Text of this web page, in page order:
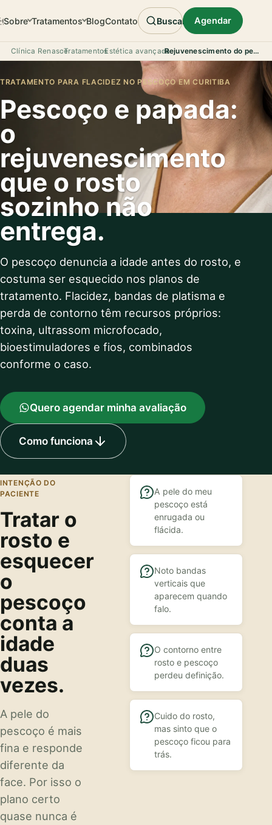
Sobre Tratamentos BlogContato Buscar Agendar
Clínica Renasce
›Tratamentos
›Estética avançada
› Rejuvenescimento do pescoço
TRATAMENTO PARA FLACIDEZ NO PESCOÇO EM CURITIBA
Pescoço e papada:
o
rejuvenescimento
que o rosto
sozinho não
entrega.
O pescoço denuncia a idade antes do rosto, e
costuma ser esquecido nos planos de
tratamento. Flacidez, bandas de platisma e
perda de contorno têm recursos próprios:
toxina, ultrassom microfocado,
bioestimuladores e fios, combinados
conforme o caso.
Quero agendar minha avaliação
Como funciona
INTENÇÃO DO
PACIENTE
Tratar o
rosto e
esquecer
o
pescoço
conta a
idade
duas
vezes.
A pele do
pescoço é mais
fina e responde
diferente da
face. Por isso o
plano certo
quase nunca é
A pele do meu
pescoço está
enrugada ou
flácida.
Noto bandas
verticais que
aparecem quando
falo.
O contorno entre
rosto e pescoço
perdeu definição.
Cuido do rosto,
mas sinto que o
pescoço ficou para
trás.